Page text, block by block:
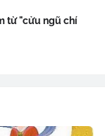
từ "cửu ngũ chí